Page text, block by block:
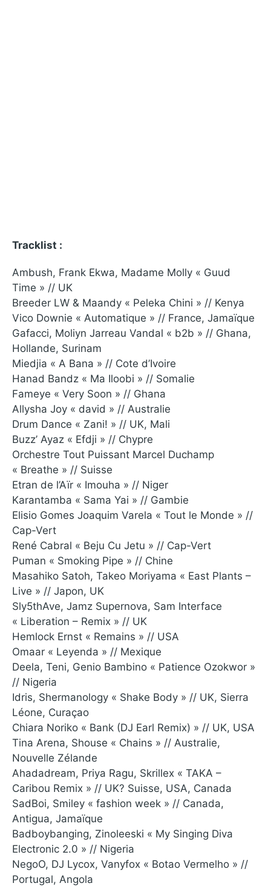
Tracklist :
Ambush, Frank Ekwa, Madame Molly « Guud
Time » // UK
Breeder LW & Maandy « Peleka Chini » // Kenya
Vico Downie « Automatique » // France, Jamaïque
Gafacci, Moliyn Jarreau Vandal « b2b » // Ghana,
Hollande, Surinam
Miedjia « A Bana » // Cote d’Ivoire
Hanad Bandz « Ma Iloobi » // Somalie
Fameye « Very Soon » // Ghana
Allysha Joy « david » // Australie
Drum Dance « Zani! » // UK, Mali
Buzz’ Ayaz « Efdji » // Chypre
Orchestre Tout Puissant Marcel Duchamp
« Breathe » // Suisse
Etran de l’Aïr « Imouha » // Niger
Karantamba « Sama Yai » // Gambie
Elisio Gomes Joaquim Varela « Tout le Monde » //
Cap-Vert
René Cabral « Beju Cu Jetu » // Cap-Vert
Puman « Smoking Pipe » // Chine
Masahiko Satoh, Takeo Moriyama « East Plants –
Live » // Japon, UK
Sly5thAve, Jamz Supernova, Sam Interface
« Liberation – Remix » // UK
Hemlock Ernst « Remains » // USA
Omaar « Leyenda » // Mexique
Deela, Teni, Genio Bambino « Patience Ozokwor »
// Nigeria
Idris, Shermanology « Shake Body » // UK, Sierra
Léone, Curaçao
Chiara Noriko « Bank (DJ Earl Remix) » // UK, USA
Tina Arena, Shouse « Chains » // Australie,
Nouvelle Zélande
Ahadadream, Priya Ragu, Skrillex « TAKA –
Caribou Remix » // UK? Suisse, USA, Canada
SadBoi, Smiley « fashion week » // Canada,
Antigua, Jamaïque
Badboybanging, Zinoleeski « My Singing Diva
Electronic 2.0 » // Nigeria
NegoO, DJ Lycox, Vanyfox « Botao Vermelho » //
Portugal, Angola